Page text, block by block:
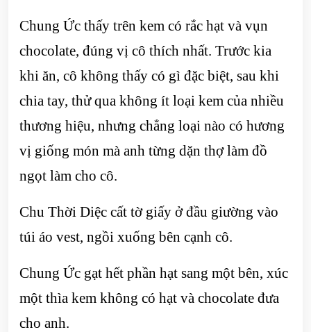
Chung Ức thấy trên kem có rắc hạt và vụn
chocolate, đúng vị cô thích nhất. Trước kia
khi ăn, cô không thấy có gì đặc biệt, sau khi
chia tay, thử qua không ít loại kem của nhiều
thương hiệu, nhưng chẳng loại nào có hương
vị giống món mà anh từng dặn thợ làm đồ
ngọt làm cho cô.
Chu Thời Diệc cất tờ giấy ở đầu giường vào
túi áo vest, ngồi xuống bên cạnh cô.
Chung Ức gạt hết phần hạt sang một bên, xúc
một thìa kem không có hạt và chocolate đưa
cho anh.